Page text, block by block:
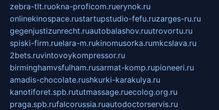
zebra-tlt.ruokna-proficom.ruerynok.ru
onlinekinospace.rustartupstudio-fefu.ruzarges-ru.ru
gegenjustizunrecht.ruautobalashov.ruutrovortu.ru
spiski-firm.ruelara-m.rukinomusorka.rumkcslava.ru
2bets.ruvintovoykompressor.ru
birminghamvsfulham.rusarmat-komp.rupioneeri.ru
amadis-chocolate.rushkurki-karakulya.ru
kanotiforet.spb.rututmassage.ruecolog.org.ru
praga.spb.rufalcorussia.ruautodoctorservis.ru